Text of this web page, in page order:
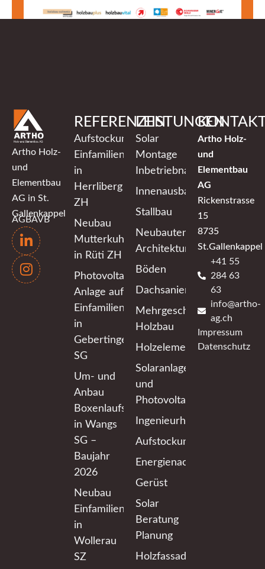
Artho Holz-
und
Elementbau
AG in St.
Gallenkappel
AGBAVB
REFERENZEN
Aufstockung
Einfamilienhaus
in
Herrliberg
ZH
Neubau
Mutterkuhlaufstall
in Rüti ZH
Photovoltaik-
Anlage auf
Einfamilienhaus
in
Gebertingen
SG
Um- und
Anbau
Boxenlaufstall
in Wangs
SG –
Baujahr
2026
Neubau
Einfamilienhaus
in
Wollerau
SZ
LEISTUNGEN
Solar
Montage
Inbetriebnahme
Innenausbau
Stallbau
Neubauten
Architektur
Böden
Dachsanierung
Mehrgeschossiger
Holzbau
Holzelementbau
Solaranlagen
und
Photovoltaikanlagen
Ingenieurholzbau
Aufstockungen
Energienachweis
Gerüst
Solar
Beratung
Planung
Holzfassaden
Artho Holz-
und
Elementbau
AG
Rickenstrasse
15
8735
St.Gallenkappel
+41 55
284 63
63
info@artho-
ag.ch
Impressum
Datenschutz